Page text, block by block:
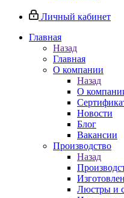
Личный кабинет
Главная
Назад
Главная
О компании
Назад
О
Новости
Блог
Вакансии
Производство
Назад
Люстры и